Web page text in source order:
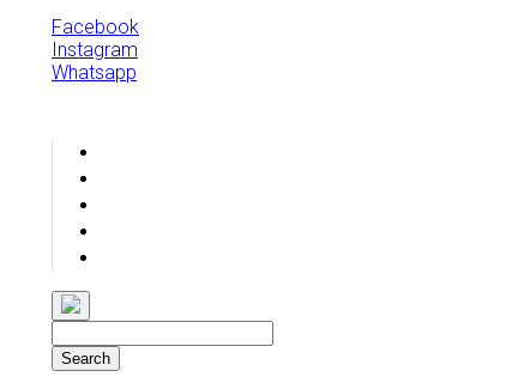
Facebook
Instagram
Whatsapp